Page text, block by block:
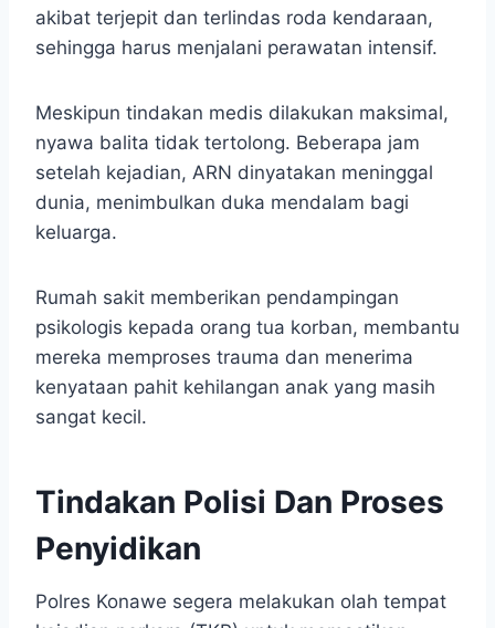
akibat terjepit dan terlindas roda kendaraan,
sehingga harus menjalani perawatan intensif.
Meskipun tindakan medis dilakukan maksimal,
nyawa balita tidak tertolong. Beberapa jam
setelah kejadian, ARN dinyatakan meninggal
dunia, menimbulkan duka mendalam bagi
keluarga.
Rumah sakit memberikan pendampingan
psikologis kepada orang tua korban, membantu
mereka memproses trauma dan menerima
kenyataan pahit kehilangan anak yang masih
sangat kecil.
Tindakan Polisi Dan Proses
Penyidikan
Polres Konawe segera melakukan olah tempat